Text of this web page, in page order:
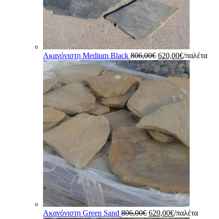
Ακανόνιστη Medium Black 806,00€ Original
price
was:
806,00€.
620,00€Η
τρέχουσα
τιμή
είναι:
620,00€.
/παλέτα
Ακανόνιστη Green Sand 806,00€ Original
620,00€Η
/παλέτα